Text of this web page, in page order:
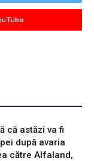
că astăzi va fi
după avaria
către Alfaland,